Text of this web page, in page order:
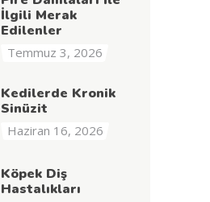
İlgili Merak
Edilenler
Temmuz 3, 2026
Kedilerde Kronik
Sinüzit
Haziran 16, 2026
Köpek Diş
Hastalıkları